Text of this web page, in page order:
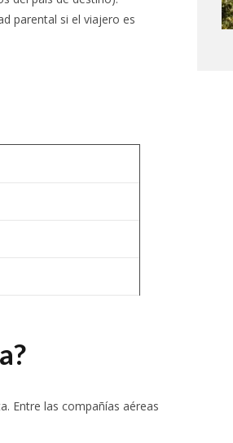
parental si el viajero es
Entre las compañías aéreas